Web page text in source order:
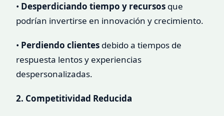
• Desperdiciando tiempo y recursos que
podrían invertirse en innovación y crecimiento.
• Perdiendo clientes debido a tiempos de
respuesta lentos y experiencias
despersonalizadas.
2. Competitividad Reducida